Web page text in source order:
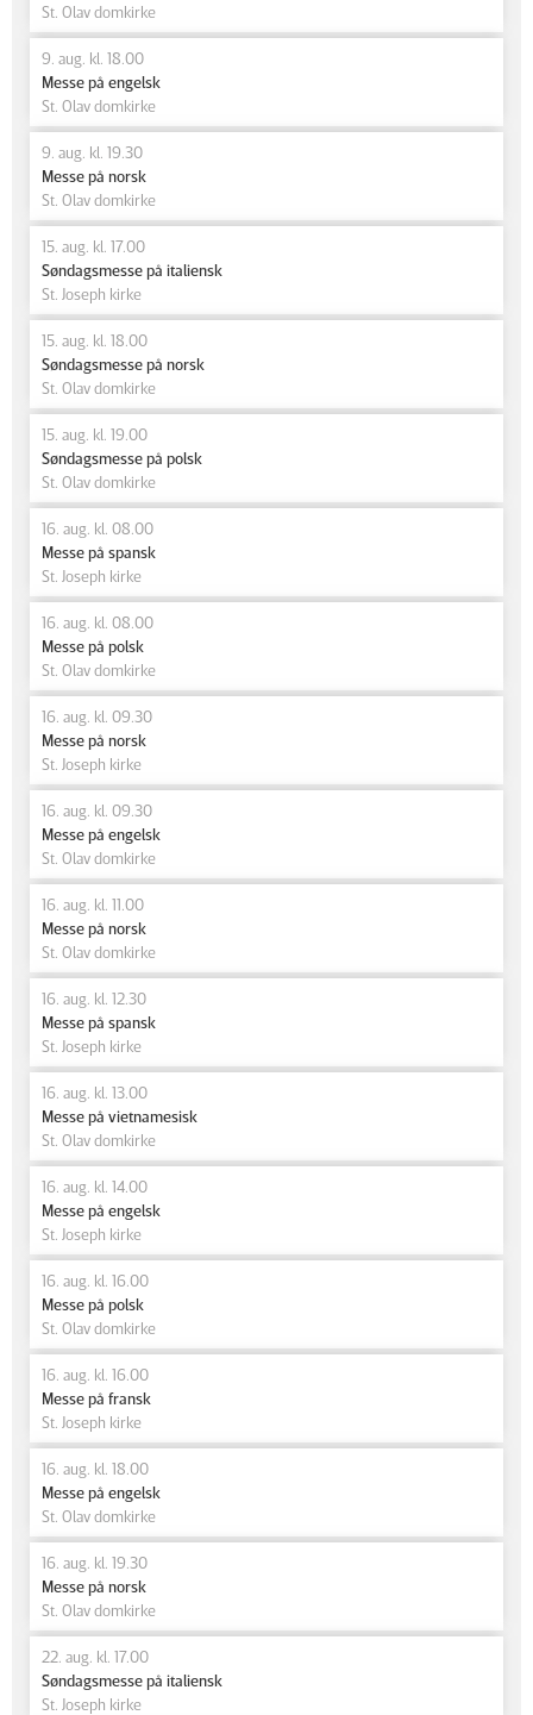
St. Olav domkirke
9. aug. kl. 18.00
Messe på engelsk
St. Olav domkirke
9. aug. kl. 19.30
Messe på norsk
St. Olav domkirke
15. aug. kl. 17.00
Søndagsmesse på italiensk
St. Joseph kirke
15. aug. kl. 18.00
Søndagsmesse på norsk
St. Olav domkirke
15. aug. kl. 19.00
Søndagsmesse på polsk
St. Olav domkirke
16. aug. kl. 08.00
Messe på spansk
St. Joseph kirke
16. aug. kl. 08.00
Messe på polsk
St. Olav domkirke
16. aug. kl. 09.30
Messe på norsk
St. Joseph kirke
16. aug. kl. 09.30
Messe på engelsk
St. Olav domkirke
16. aug. kl. 11.00
Messe på norsk
St. Olav domkirke
16. aug. kl. 12.30
Messe på spansk
St. Joseph kirke
16. aug. kl. 13.00
Messe på vietnamesisk
St. Olav domkirke
16. aug. kl. 14.00
Messe på engelsk
St. Joseph kirke
16. aug. kl. 16.00
Messe på polsk
St. Olav domkirke
16. aug. kl. 16.00
Messe på fransk
St. Joseph kirke
16. aug. kl. 18.00
Messe på engelsk
St. Olav domkirke
16. aug. kl. 19.30
Messe på norsk
St. Olav domkirke
22. aug. kl. 17.00
Søndagsmesse på italiensk
St. Joseph kirke